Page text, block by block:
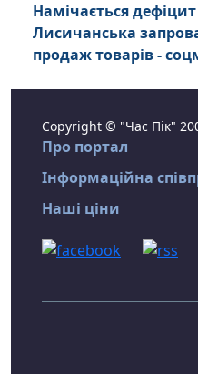
Намічається
Лисичанська
продаж товарів -
Copyright © "Час Пік"
Про портал
Інформаційна
Наші ціни